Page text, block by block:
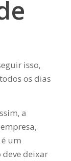
isso,
os dias
a
um
deve deixar